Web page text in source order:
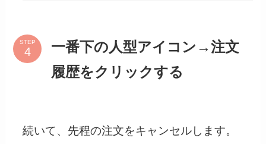
STEP
一番下の人型アイコン→注文
履歴をクリックする
続いて、先程の注文をキャンセルします。